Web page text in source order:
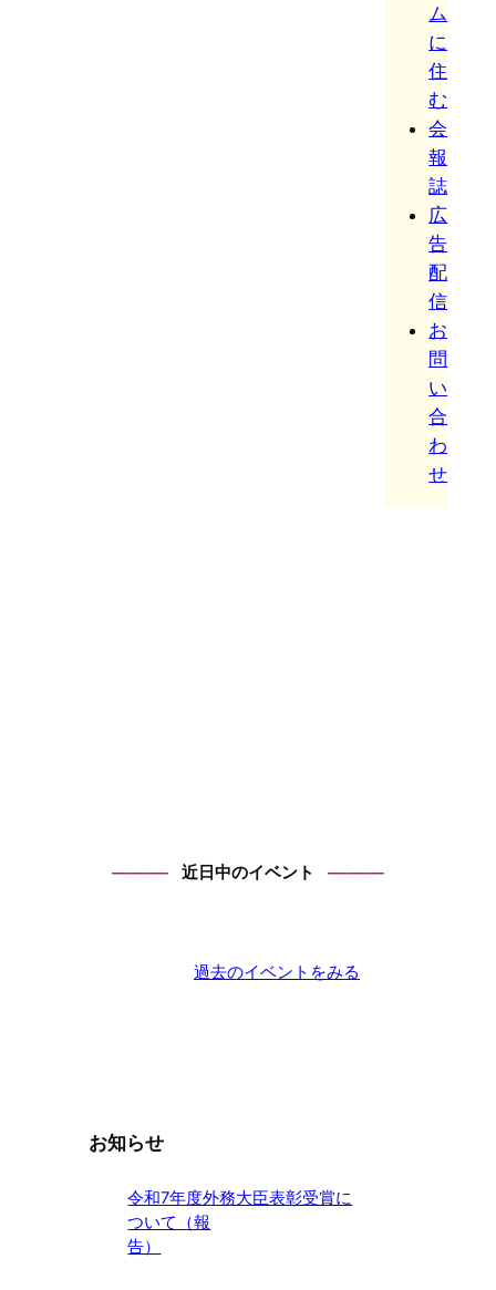
ム
に
住
む
会
報
誌
広
告
配
信
お
問
い
合
わ
せ
――― 近日中のイベント ―――
過去のイベントをみる
お知らせ
令和7年度外務大臣表彰受賞に
ついて（報
告）